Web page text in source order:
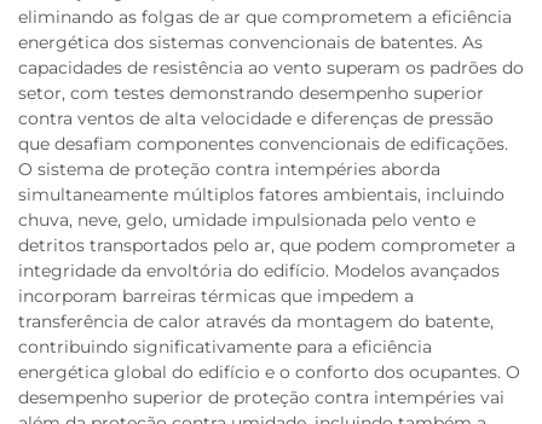
eliminando as folgas de ar que comprometem a eficiência
energética dos sistemas convencionais de batentes. As
capacidades de resistência ao vento superam os padrões do
setor, com testes demonstrando desempenho superior
contra ventos de alta velocidade e diferenças de pressão
que desafiam componentes convencionais de edificações.
O sistema de proteção contra intempéries aborda
simultaneamente múltiplos fatores ambientais, incluindo
chuva, neve, gelo, umidade impulsionada pelo vento e
detritos transportados pelo ar, que podem comprometer a
integridade da envoltória do edifício. Modelos avançados
incorporam barreiras térmicas que impedem a
transferência de calor através da montagem do batente,
contribuindo significativamente para a eficiência
energética global do edifício e o conforto dos ocupantes. O
desempenho superior de proteção contra intempéries vai